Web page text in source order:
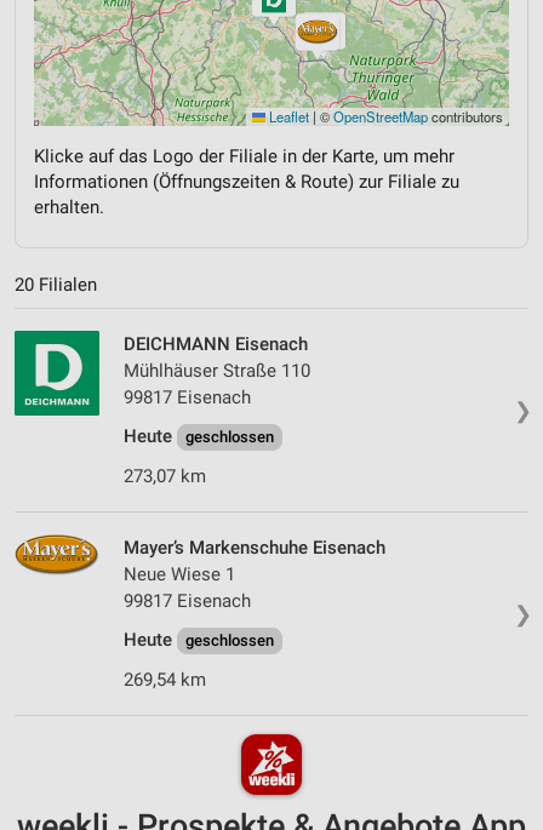
Leaflet | ©OpenStreetMapcontributors
Klicke auf das Logo der Filiale in der Karte, um mehr
Informationen (Öffnungszeiten & Route) zur Filiale zu
erhalten.
20 Filialen
❯
DEICHMANN Eisenach
Mühlhäuser Straße 110
99817 Eisenach
Heute
geschlossen
273,07 km
❯
Mayer’s Markenschuhe Eisenach
Neue Wiese 1
99817 Eisenach
Heute
geschlossen
269,54 km